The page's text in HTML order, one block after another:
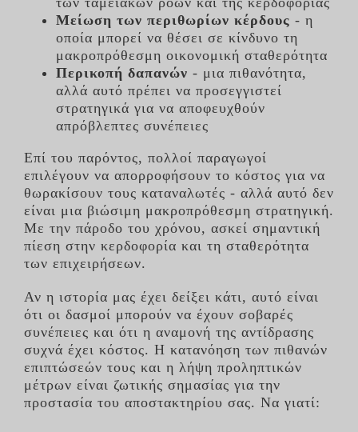
Μείωση των περιθωρίων κέρδους - η
οποία μπορεί να θέσει σε κίνδυνο τη
μακροπρόθεσμη οικονομική σταθερότητα
Περικοπή δαπανών - μια πιθανότητα,
αλλά αυτό πρέπει να προσεγγιστεί
στρατηγικά για να αποφευχθούν
απρόβλεπτες συνέπειες
Επί του παρόντος, πολλοί παραγωγοί
επιλέγουν να απορροφήσουν το κόστος για να
θωρακίσουν τους καταναλωτές - αλλά αυτό δεν
είναι μια βιώσιμη μακροπρόθεσμη στρατηγική.
Με την πάροδο του χρόνου, ασκεί σημαντική
πίεση στην κερδοφορία και τη σταθερότητα
των επιχειρήσεων.
Αν η ιστορία μας έχει δείξει κάτι, αυτό είναι
ότι οι δασμοί μπορούν να έχουν σοβαρές
συνέπειες και ότι η αναμονή της αντίδρασης
συχνά έχει κόστος. Η κατανόηση των πιθανών
επιπτώσεών τους και η λήψη προληπτικών
μέτρων είναι ζωτικής σημασίας για την
προστασία του αποστακτηρίου σας. Να γιατί: